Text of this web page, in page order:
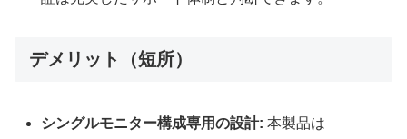
デメリット（短所）
シングルモニター構成専用の設計: 本製品は